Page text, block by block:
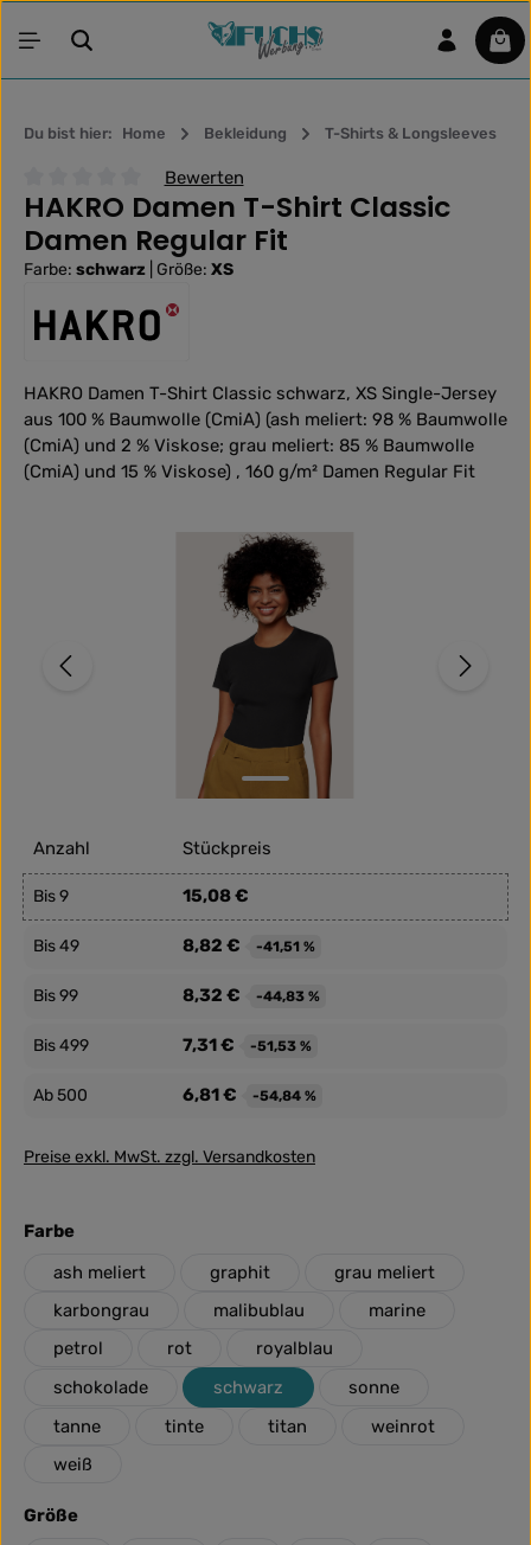
Zum Hauptinhalt springen
Du bist hier: Home Bekleidung T-Shirts & Longsleeves
Durchschnittliche Bewertung von 0 von 5 Sternen
Bewerten
HAKRO Damen T-Shirt Classic
Damen Regular Fit
Farbe: schwarz Größe: XS
HAKRO Damen T-Shirt Classic schwarz, XS Single-Jersey
aus 100 % Baumwolle (CmiA) (ash meliert: 98 % Baumwolle
(CmiA) und 2 % Viskose; grau meliert: 85 % Baumwolle
(CmiA) und 15 % Viskose) , 160 g/m² Damen Regular Fit
Bildergalerie überspringen
Anzahl Stückpreis
Bis9 15,08 €
Bis49 8,82 € -41,51 %
Bis99 8,32 € -44,83 %
Bis499 7,31 € -51,53 %
Ab500 6,81 € -54,84 %
Preise exkl. MwSt. zzgl. Versandkosten
Farbeauswählen
ash meliert
graphit
grau meliert
karbongrau
malibublau
marine
petrol
rot
royalblau
schokolade
schwarz
sonne
tanne
tinte titan
weinrot
weiß
Größeauswählen